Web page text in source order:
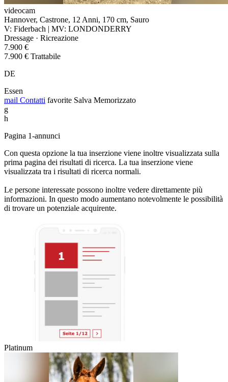
videocam
Hannover, Castrone, 12 Anni, 170 cm, Sauro
V: Fiderbach | MV: LONDONDERRY
Dressage · Ricreazione
7.900 €
7.900 € Trattabile
DE
Essen
mail Contatti favorite Salva Memorizzato
g
h
Pagina 1-annunci
Con questa opzione la tua inserzione viene inoltre visualizzata sulla
prima pagina dei risultati di ricerca. La tua inserzione viene
visualizzata tra i risultati di ricerca normali.
Le persone interessate possono inoltre vedere direttamente più
informazioni. In questo modo aumentano notevolmente le possibilità
di trovare un potenziale acquirente.
Platinum